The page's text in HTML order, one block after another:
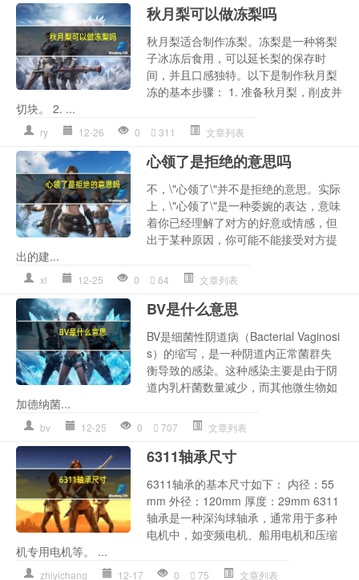
秋月梨可以做冻梨吗
秋月梨适合制作冻梨。冻梨是一种将梨
子冰冻后食用，可以延长梨的保存时
间，并且口感独特。以下是制作秋月梨
冻的基本步骤： 1. 准备秋月梨，削皮并
切块。 2. ...
ry 12-26 0 311 文章列表
心领了是拒绝的意思吗
不，\"心领了\"并不是拒绝的意思。实际
上，\"心领了\"是一种委婉的表达，意味
着你已经理解了对方的好意或情感，但
出于某种原因，你可能不能接受对方提
出的建...
xl 12-25 0 64 文章列表
BV是什么意思
BV是细菌性阴道病（Bacterial Vaginosi
s）的缩写，是一种阴道内正常菌群失
衡导致的感染。这种感染主要是由于阴
道内乳杆菌数量减少，而其他微生物如
加德纳菌...
bv 12-25 0 707 文章列表
6311轴承尺寸
6311轴承的基本尺寸如下： 内径：55
mm 外径：120mm 厚度：29mm 6311
轴承是一种深沟球轴承，通常用于多种
电机中，如变频电机、船用电机和压缩
机专用电机等。 ...
zhiyichang 12-17 0 75 文章列表